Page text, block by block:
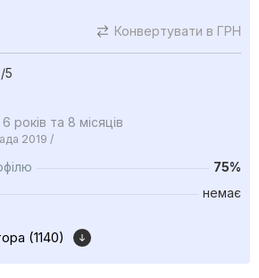
Конвертувати в ГРН
5
років та 8 місяців
2019 /
75%
немає
(1140)